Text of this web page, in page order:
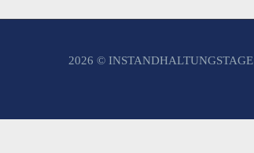
2026 © INSTANDHALTUNGSTAGE